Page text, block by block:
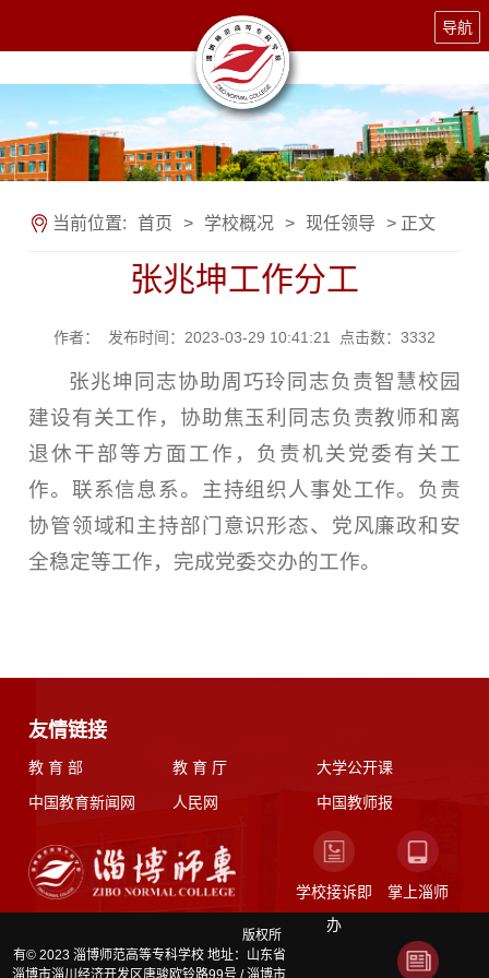
导航
当前位置: 首页 > 学校概况 > 现任领导 > 正文
张兆坤工作分工
作者： 发布时间：2023-03-29 10:41:21 点击数： 3332
张兆坤同志协助周巧玲同志负责智慧校园
建设有关工作，协助焦玉利同志负责教师和离
退休干部等方面工作，负责机关党委有关工
作。联系信息系。主持组织人事处工作。负责
协管领域和主持部门意识形态、党风廉政和安
全稳定等工作，完成党委交办的工作。
友情链接
教 育 部 教 育 厅
大学公开课
中国教育新闻网
人民网 中国教师报
掌上淄师
学校接诉即
办
版权所
有© 2023 淄博师范高等专科学校 地址：山东省
淄博市淄川经济开发区唐骏欧铃路99号 / 淄博市